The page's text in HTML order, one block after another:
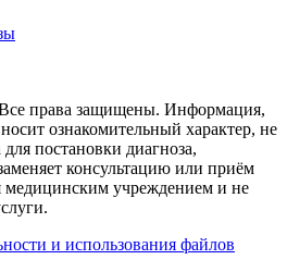
права защищены. Информация,
ознакомительный характер, не
постановки диагноза,
консультацию или приём
медицинским учреждением и не
и использования файлов